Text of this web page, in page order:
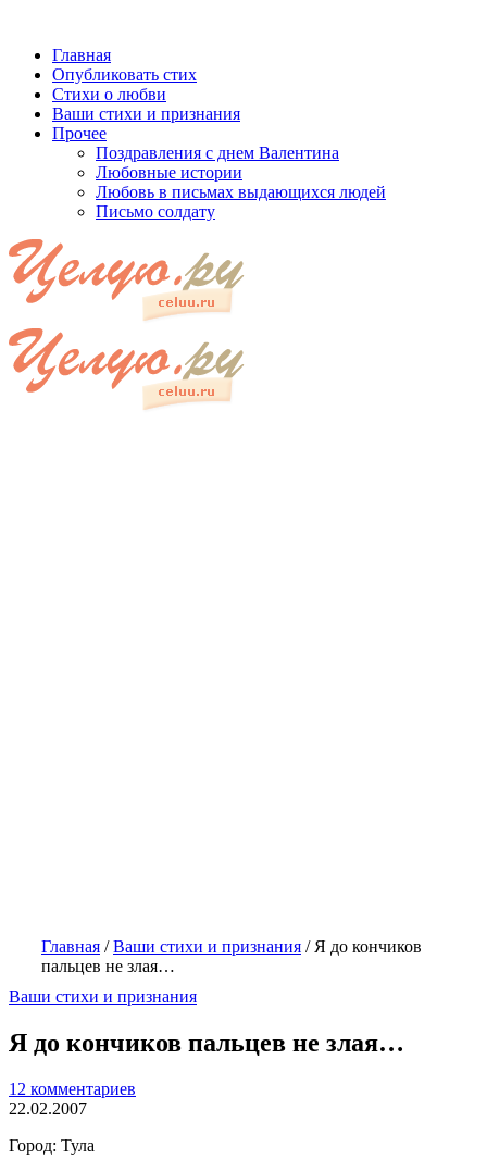
Главная
Опубликовать стих
Стихи о любви
Ваши стихи и признания
Прочее
Поздравления с днем Валентина
Любовные истории
Любовь в письмах выдающихся людей
Письмо солдату
Главная /Ваши стихи и признания / Я до кончиков
пальцев не злая…
Ваши стихи и признания
Я до кончиков пальцев не злая…
12 комментариев
22.02.2007
Город: Тула